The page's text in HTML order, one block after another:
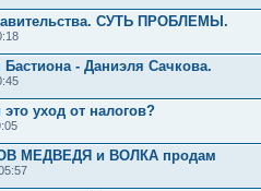
СУТЬ ПРОБЛЕМЫ.
- Даниэля Сачкова.
уход от налогов?
МЕДВЕДЯ и ВОЛКА продам